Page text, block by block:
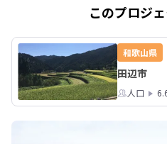
本当になにからなにまでお世
り、感謝しかありません。
ありがとうございました。
このプロジ
和歌山県
田辺市
人口